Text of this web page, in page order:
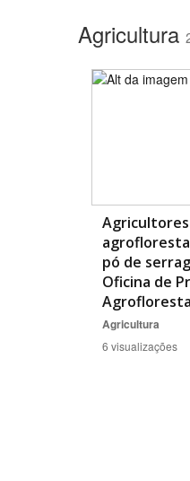
Área de
Agricultura
pó de
Oficina de
Agricultura
6 visualizações